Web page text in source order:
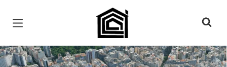
Página inicial